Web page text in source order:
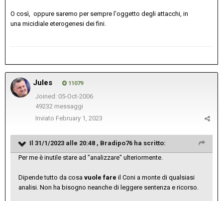
O così, oppure saremo per sempre l'oggetto degli attacchi, in
una micidiale eterogenesi dei fini.
Jules 11079
Joined: 05-Oct-2006
49232 messaggi
Inviato February 1, 2023
Il 31/1/2023 alle 20:48 , Bradipo76 ha scritto:
Per me è inutile stare ad "analizzare" ulteriormente.
Dipende tutto da cosa vuole fare il Coni a monte di qualsiasi
analisi. Non ha bisogno neanche di leggere sentenza e ricorso.